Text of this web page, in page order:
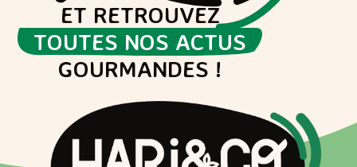
ET RETROUVEZ
TOUTES NOS ACTUS
GOURMANDES !